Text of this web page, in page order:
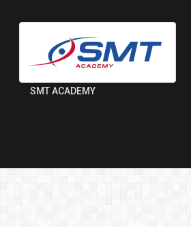
SMT ACADEMY